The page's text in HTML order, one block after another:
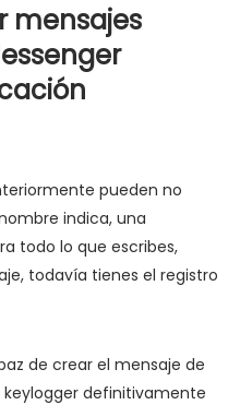
mensajes
pueden no
indica, una
todo lo que escribes,
todavía tienes el registro
de crear el mensaje de
definitivamente